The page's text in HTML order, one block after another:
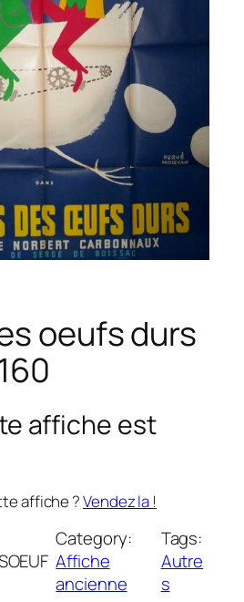
oeufs durs
affiche est
affiche ?Vendez la !
Category:
Affiche
ancienne
Tags:
Autre
s